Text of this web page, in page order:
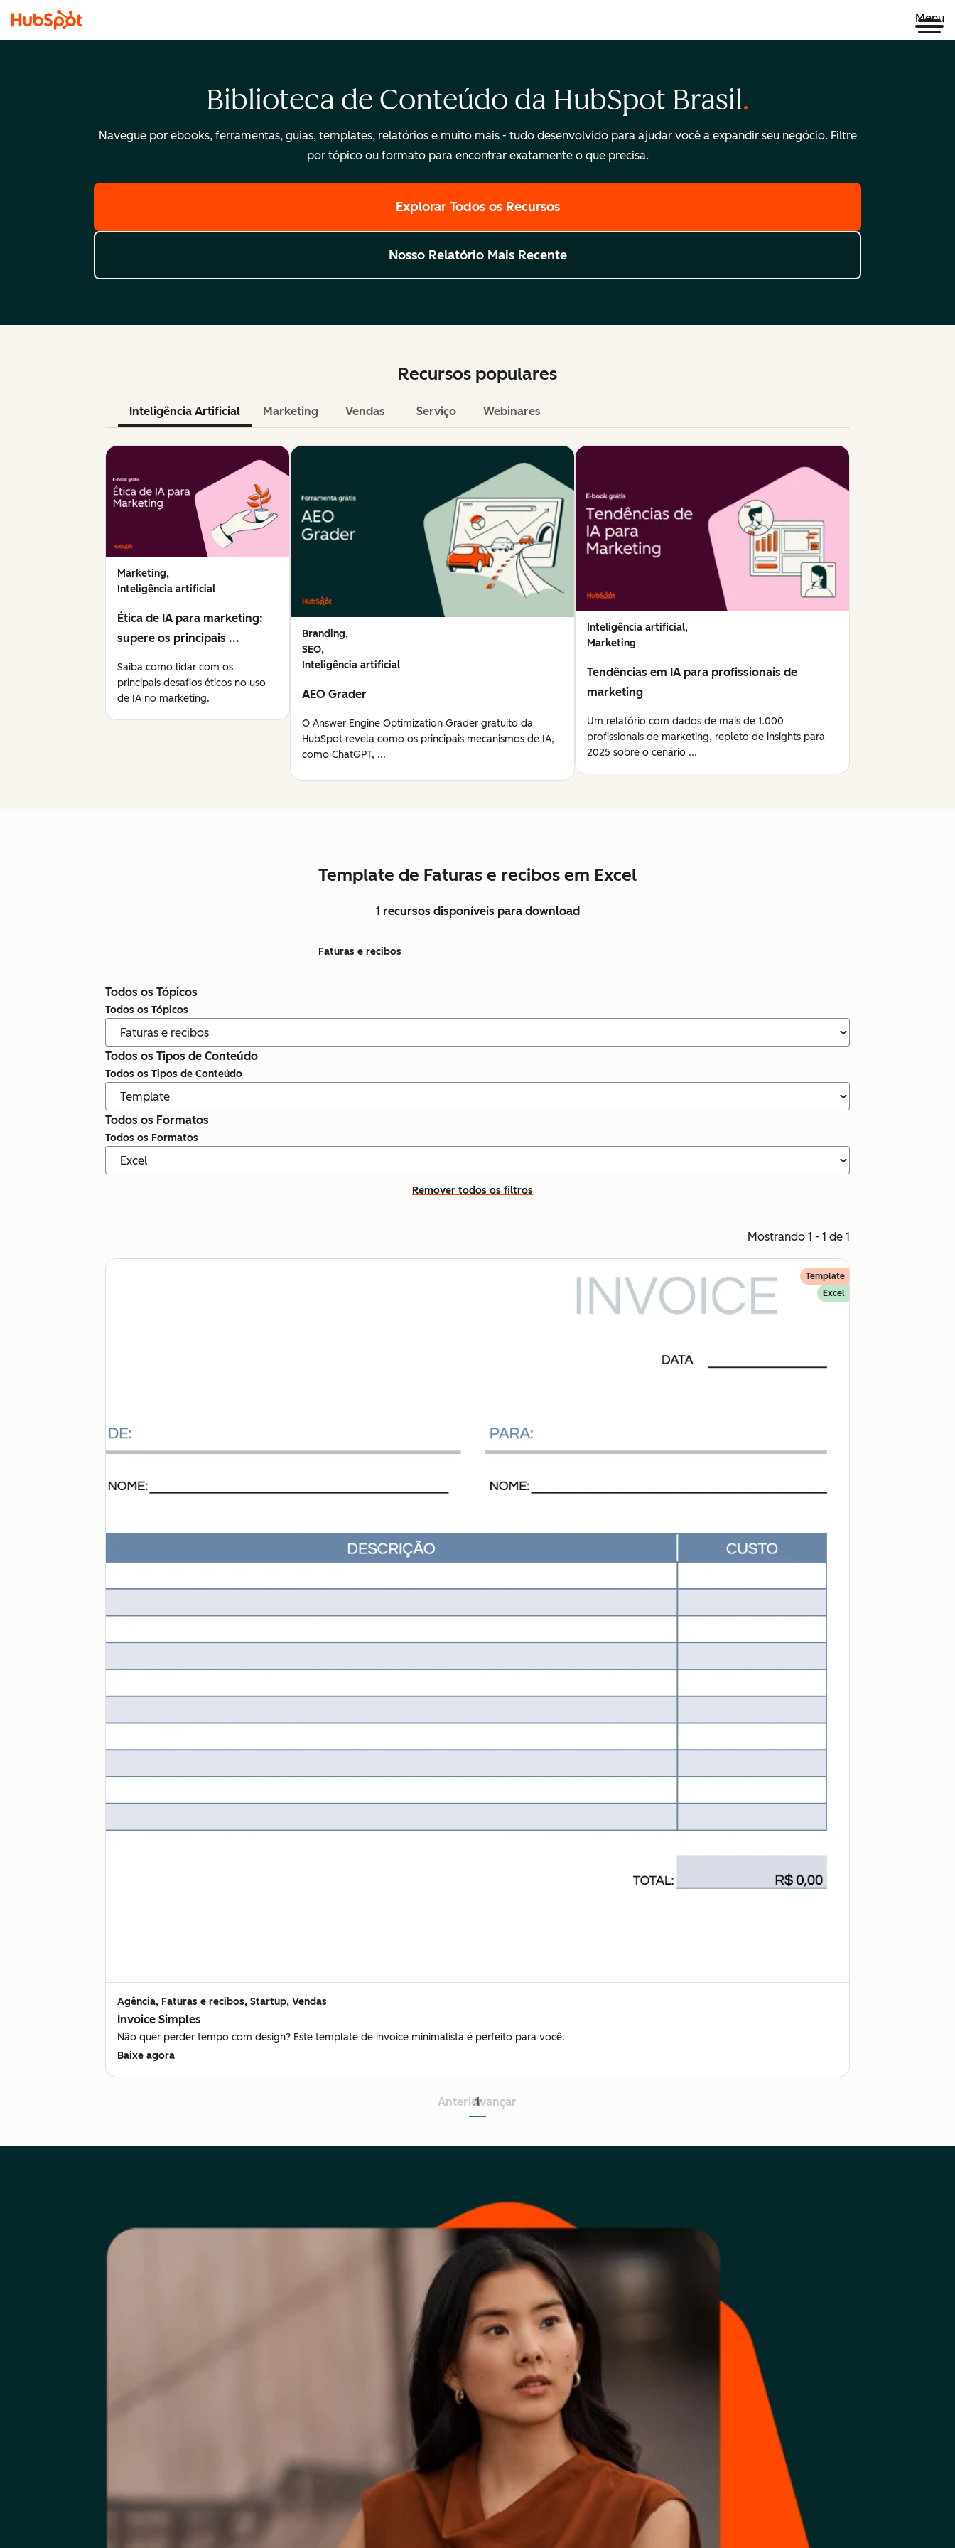
Menu
Biblioteca de Conteúdo da HubSpot Brasil
Navegue por ebooks, ferramentas, guias, templates, relatórios e muito mais - tudo desenvolvido para ajudar você a expandir seu negócio. Filtre
por tópico ou formato para encontrar exatamente o que precisa.
Explorar Todos os Recursos
Nosso Relatório Mais Recente
Recursos populares
Inteligência Artificial Marketing Vendas Serviço Webinares
Marketing,
Inteligência artificial
Ética de IA para marketing:
supere os principais ...
Saiba como lidar com os
principais desafios éticos no uso
de IA no marketing.
Branding,
SEO,
Inteligência artificial
AEO Grader
O Answer Engine Optimization Grader gratuito da
HubSpot revela como os principais mecanismos de IA,
como ChatGPT, ...
Inteligência artificial,
Marketing
Tendências em IA para profissionais de
marketing
Um relatório com dados de mais de 1.000
profissionais de marketing, repleto de insights para
2025 sobre o cenário ...
Template de Faturas e recibos em Excel
1 recursos disponíveis para download
Faturas e recibos
Todos os Tópicos
Todos os Tópicos
Todos os Tipos de Conteúdo
Todos os Tipos de Conteúdo
Todos os Formatos
Todos os Formatos
Remover todos os filtros
Mostrando 1 - 1 de 1
Template
Excel
Agência, Faturas e recibos, Startup, Vendas
Invoice Simples
Não quer perder tempo com design? Este template de invoice minimalista é perfeito para você.
Baixe agora
Anterior
1
Avançar